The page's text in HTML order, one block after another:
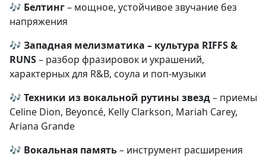
🎶 Белтинг– мощное, устойчивое звучание без
напряжения
🎶 Западная мелизматика – культура RIFFS &
RUNS– разбор фразировок и украшений,
характерных для R&B, соула и поп-музыки
🎶 Техники из вокальной рутины звезд– приемы
Celine Dion, Beyoncé, Kelly Clarkson, Mariah Carey,
Ariana Grande
🎶 Вокальная память– инструмент расширения